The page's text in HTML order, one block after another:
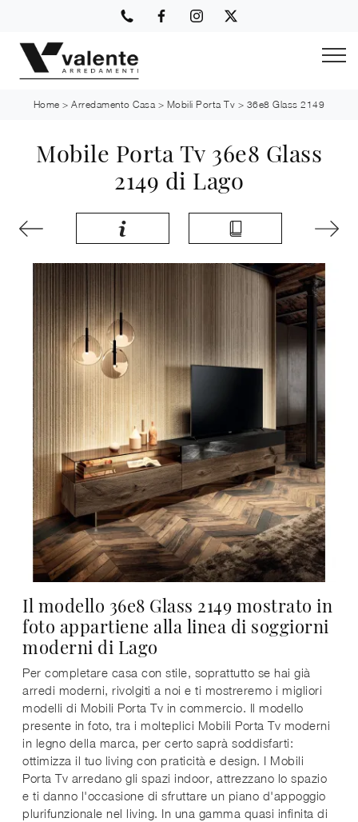
Home >Arredamento Casa > Mobili Porta Tv > 36e8 Glass 2149
Mobile Porta Tv 36e8 Glass
2149 di Lago
Il modello 36e8 Glass 2149 mostrato in
foto appartiene alla linea di soggiorni
moderni di Lago
Per completare casa con stile, soprattutto se hai già
arredi moderni, rivolgiti a noi e ti mostreremo i migliori
modelli di Mobili Porta Tv in commercio. Il modello
presente in foto, tra i molteplici Mobili Porta Tv moderni
in legno della marca, per certo saprà soddisfarti:
ottimizza il tuo living con praticità e design. I Mobili
Porta Tv arredano gli spazi indoor, attrezzano lo spazio
e ti danno l'occasione di sfruttare un piano d'appoggio
plurifunzionale nel living. In una gamma quasi infinita di